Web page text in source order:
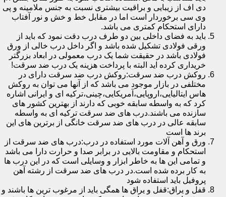
دی اف از زیبایی و براقیت بیشتری نسبت به جنس ملامینه و پی
وی سی برخوردار است اما در مقابل خط و خش و نور آفتاب
دارای استحکام کمتری می باشد.
باید به فضای داخلی بین دو طرف درب دقت نمود که باید از
ورقی فولادی تشکیل شده باشد و اگر داخل درب خالی از ورق
فولادی باشد در حقیقت شما یک درب معمولی در ابعاد بزرگتر
خریداری کرده اید البته با پرداخت هزینه یک درب ضد سرقت!
روکش درب ضد سرقت:روکش درب ضد سرقت دارای در
مختلفی در بازار موجود می باشد که از آنها می توان به روکش
هاس ایتالیایی،اروپایی،آمریکایی،چینی،ترکیه ای و ایرانی اشاره
کرد که به واسطه سابقه خوبی که دارند از بهترین کشور های
سازنده می باشند.درب های ضد سرقت ترکیه ای به واسطه
سابقه عالی در درب های ضد سرقت خانگی از برترین های این
برند ها است
ورق و آهن آلات مورد استفاده در درب:درب های ضد سرقت از
استحکام و مقاومت بالایی در برابر صدا و حرارت دارا می باشد
و تمامی این ها به خاطر ابزار و وسایلی است که در این درب ها
به کار برده شده است.در درب های ضد سرقت از رشته آهن
پروفیل باید استفاده شود
قفل و یراق:قفل و یراق ها همگی باید از مرغوب ترین ها باشند و